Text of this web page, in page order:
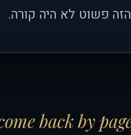
פשוט לא היה קורה.
back by